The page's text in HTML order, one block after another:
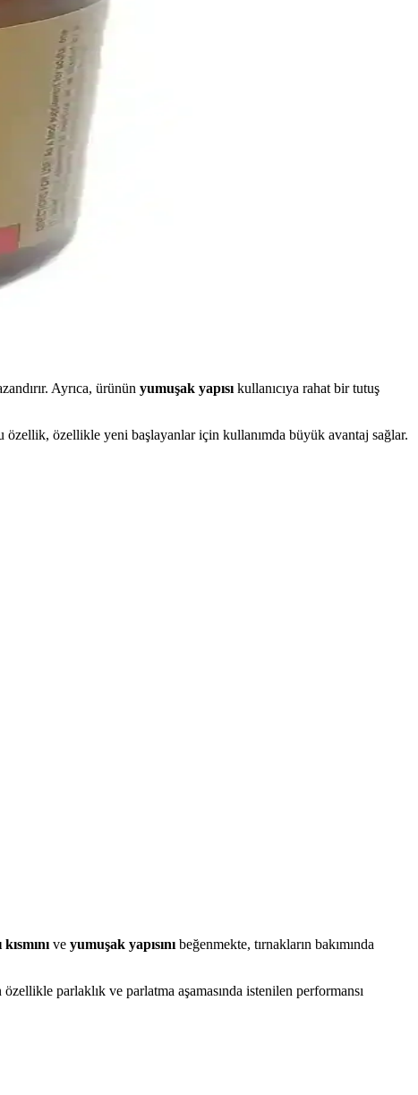
ürünleriyle uzun süre kalıcı şıklık sağlar.
uygun estetik sonuçlar sağlar.
ve ergonomik tasarımlarla tırnak sağlığınızı koruyun.
düzenli bakım ile uzun ömür sağlar.
sağlar.
Ayrıca, ürünün yumuşak yapısı kullanıcıya rahat bir tutuş
özellikle yeni başlayanlar için kullanımda büyük avantaj sağlar.
ve yumuşak yapısını beğenmekte, tırnakların bakımında
parlaklık ve parlatma aşamasında istenilen performansı